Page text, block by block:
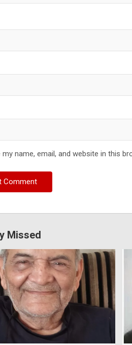
my name, email, and website in this
Missed